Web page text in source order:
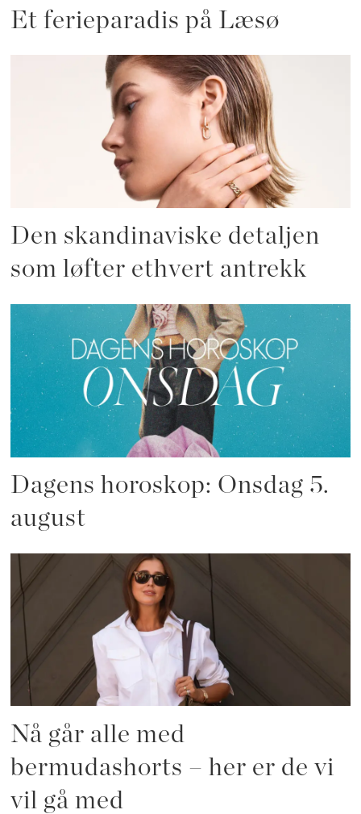
Et ferieparadis på Læsø
Den skandinaviske detaljen
som løfter ethvert antrekk
Dagens horoskop: Onsdag 5.
august
Nå går alle med
bermudashorts – her er de vi
vil gå med